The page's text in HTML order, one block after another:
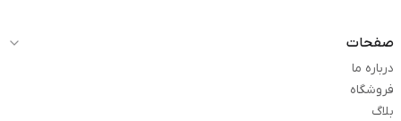
صفحات
درباره ما
فروشگاه
بلاگ